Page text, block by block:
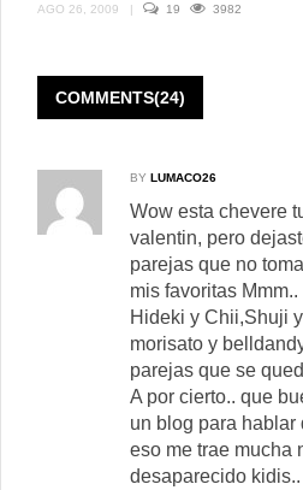
AGO 26, 2009 | 19 3982
COMMENTS(24)
BY LUMACO26
Wow esta chevere
valentin, pero
parejas que no
mis favoritas Mmm..
Hideki y Chii,Shuji
morisato y
parejas que se
A por cierto.. que
un blog para hablar
eso me trae mucha
desaparecido